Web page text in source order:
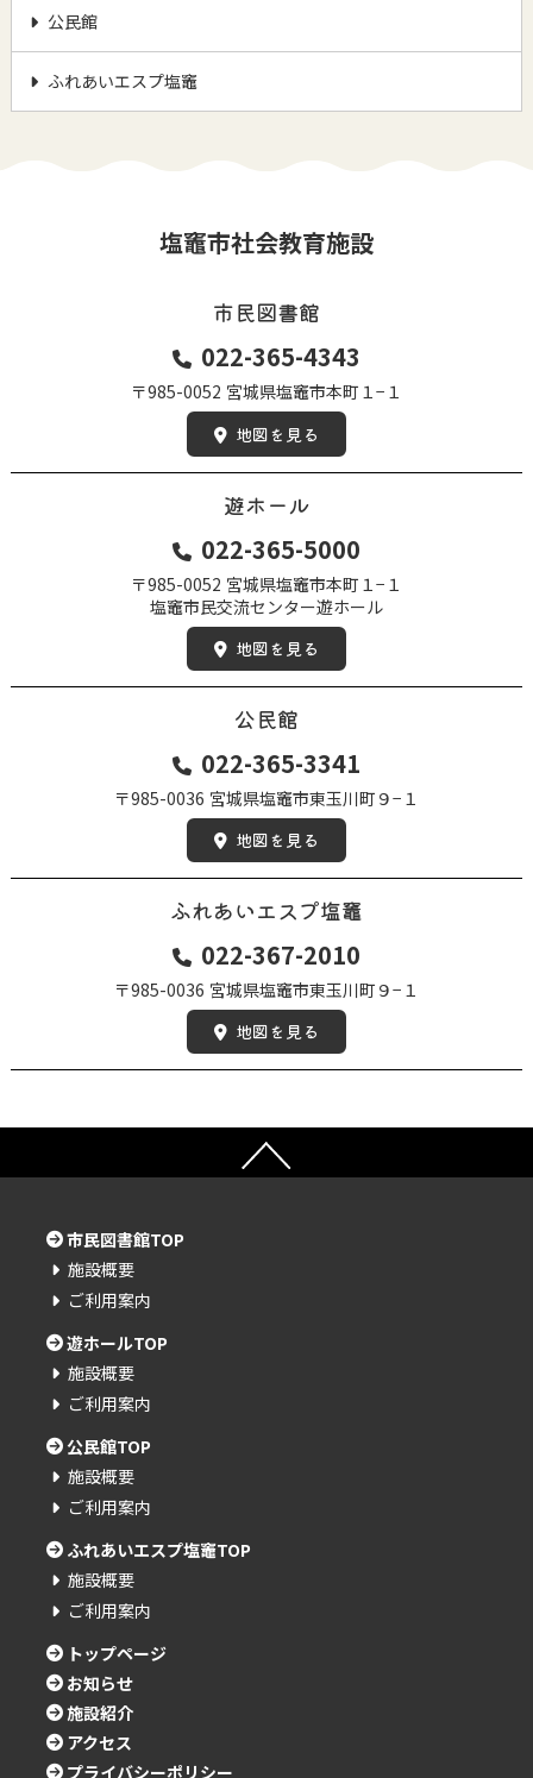
公民館
ふれあいエスプ塩竈
塩竈市社会教育施設
市民図書館
022-365-4343
〒985-0052 宮城県塩竈市本町１−１
地図を見る
遊ホール
022-365-5000
〒985-0052 宮城県塩竈市本町１−１
塩竈市民交流センター遊ホール
地図を見る
公民館
022-365-3341
〒985-0036 宮城県塩竈市東玉川町９−１
地図を見る
ふれあいエスプ塩竈
022-367-2010
〒985-0036 宮城県塩竈市東玉川町９−１
地図を見る
市民図書館TOP
施設概要
ご利用案内
遊ホールTOP
施設概要
ご利用案内
公民館TOP
施設概要
ご利用案内
ふれあいエスプ塩竈TOP
施設概要
ご利用案内
トップページ
お知らせ
施設紹介
アクセス
プライバシーポリシー